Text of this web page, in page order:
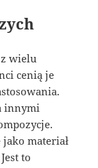
wielu
cenią je
innymi
materiał
to